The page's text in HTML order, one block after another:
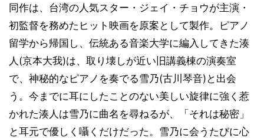
同作は、台湾の人気スター・ジェイ・チョウが主演・
初監督を務めたヒット映画を原案として製作。ピアノ
留学から帰国し、伝統ある音楽大学に編入してきた湊
人(京本大我)は、取り壊しが近い旧講義棟の演奏室
で、神秘的なピアノを奏でる雪乃(古川琴音)と出会
う。今までに耳にしたことのない美しい旋律に強く惹
かれた湊人は雪乃に曲名を尋ねるが、「それは秘密」
と耳元で優しく囁くだけだった。雪乃に会うたびに心